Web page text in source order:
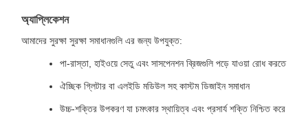
অ্যাপ্লিকেশন
আমাদের সুরক্ষা সুরক্ষা সমাধানগুলি এর জন্য উপযুক্ত:
পা-রাস্তা, হাইওয়ে সেতু এবং সাসপেনশন ব্রিজগুলি পড়ে যাওয়া রোধ করতে
ঐচ্ছিক গ্লিটার বা এলইডি মডিউল সহ কাস্টম ডিজাইন সমাধান
উচ্চ-শক্তির উপকরণ যা চমৎকার স্থায়িত্ব এবং প্রসার্য শক্তি নিশ্চিত করে